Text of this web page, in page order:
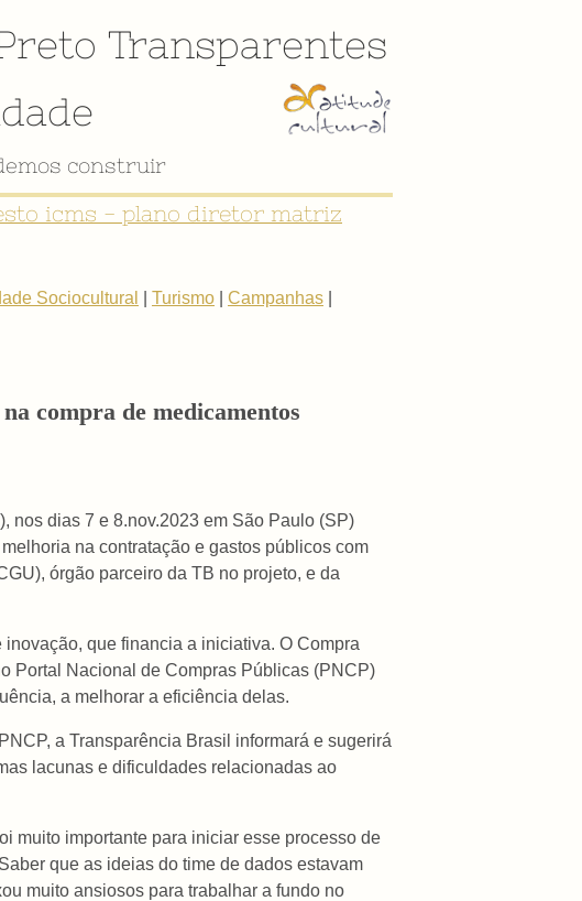
Transparentes
construir
icms - plano diretor matriz
Sociocultural Turismo Campanhas
compra de medicamentos
nos dias 7 e 8.nov.2023 em São Paulo (SP)
na contratação e gastos públicos com
órgão parceiro da TB no projeto, e da
que financia a iniciativa. O Compra
Portal Nacional de Compras Públicas (PNCP)
a melhorar a eficiência delas.
a Transparência Brasil informará e sugerirá
lacunas e dificuldades relacionadas ao
muito importante para iniciar esse processo de
que as ideias do time de dados estavam
muito ansiosos para trabalhar a fundo no